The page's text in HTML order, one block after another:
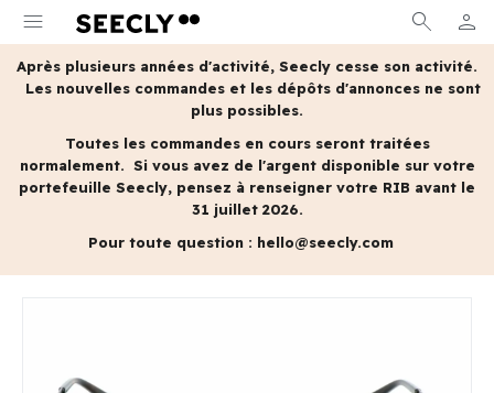
menu search person
MON
Après plusieurs années d'activité, Seecly cesse son activité.
Les nouvelles commandes et les dépôts d'annonces ne sont
plus possibles.
Toutes les commandes en cours seront traitées
normalement. Si vous avez de l'argent disponible sur votre
portefeuille Seecly, pensez à renseigner votre RIB avant le
31 juillet 2026.
Pour toute question : hello@seecly.com